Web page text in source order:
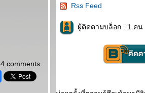
4 comments
Rss Feed
ผู้ติดตามบล็อก : 1 คน